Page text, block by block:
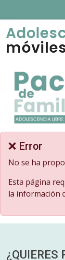
❌ Error
No se ha
Esta página
la información
¿QUIERES